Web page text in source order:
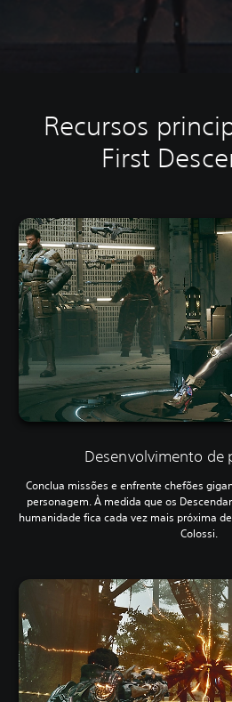
Recursos
First
Desenvolvimento de
Conclua missões e enfrente chefões
personagem. À medida que os
humanidade fica cada vez mais próxima
Colossi.